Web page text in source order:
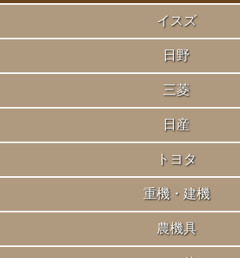
イスズ
日野
三菱
日産
トヨタ
重機・建機
農機具